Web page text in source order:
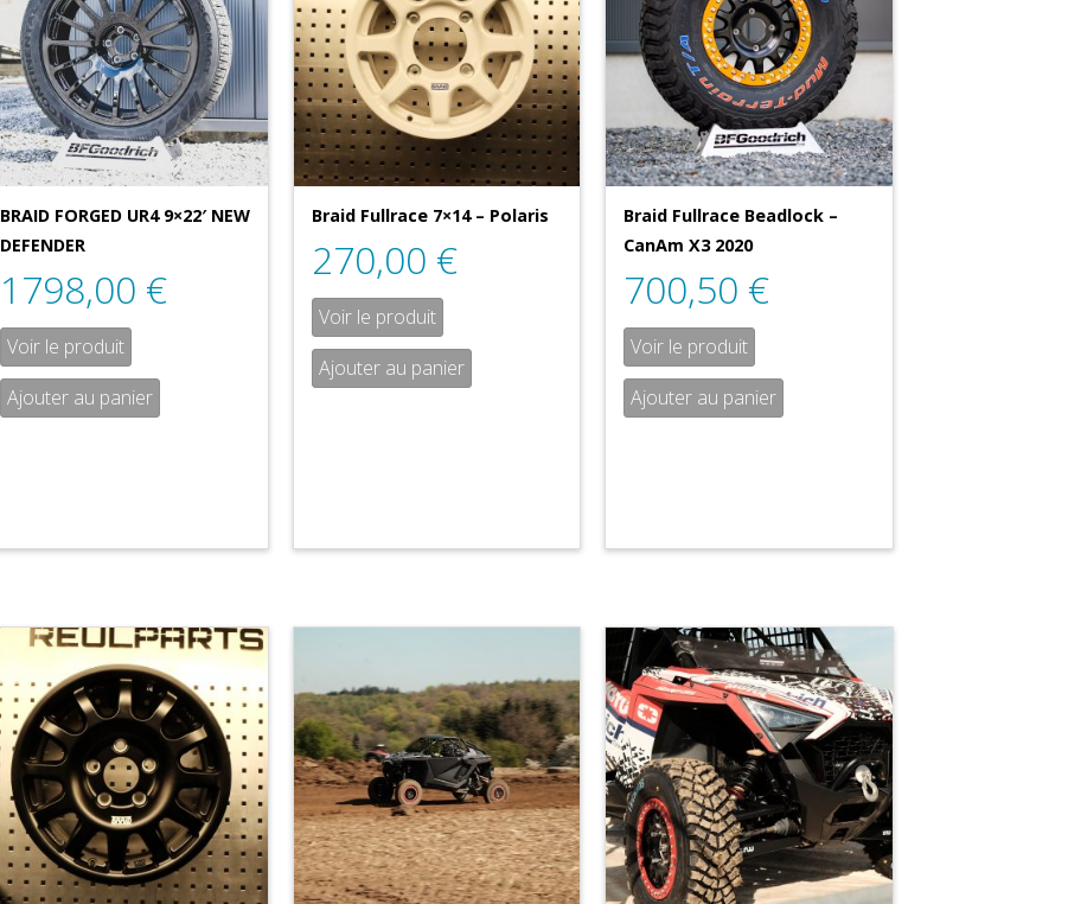
BRAID FORGED UR4 9×22′ NEW
DEFENDER
1798,00 €
Voir le produit
Ajouter au panier
Braid Fullrace 7×14 – Polaris
270,00 €
Voir le produit
Ajouter au panier
Braid Fullrace Beadlock –
CanAm X3 2020
700,50 €
Voir le produit
Ajouter au panier